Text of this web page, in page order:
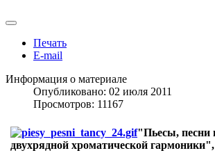
Печать
E-mail
Информация о материале
Опубликовано: 02 июля 2011
Просмотров: 11167
"Пьесы, песни
двухрядной хроматической